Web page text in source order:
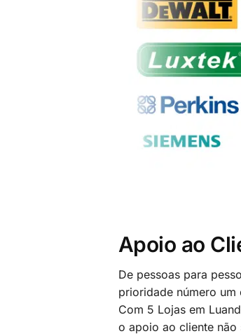
Apoio ao
De pessoas para
prioridade número um
Com 5 Lojas em
o apoio ao cliente não